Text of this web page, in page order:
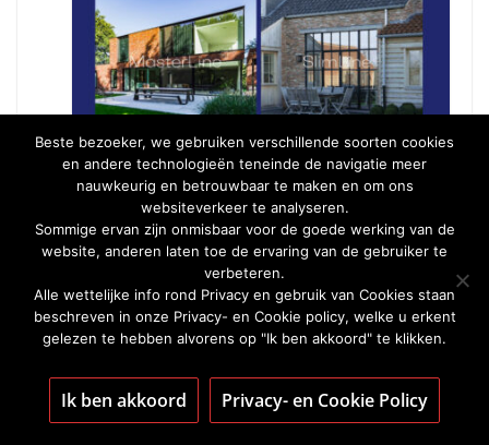
Energie besparen met de
juiste ramen
May 16, 2023 Bart Hermans
2 systemen voor ramen en deuren:
dit handige keuzeschema kan je
Beste bezoeker, we gebruiken verschillende soorten cookies
en andere technologieën teneinde de navigatie meer
nauwkeurig en betrouwbaar te maken en om ons
websiteverkeer te analyseren.
Sommige ervan zijn onmisbaar voor de goede werking van de
website, anderen laten toe de ervaring van de gebruiker te
verbeteren.
Alle wettelijke info rond Privacy en gebruik van Cookies staan
beschreven in onze Privacy- en Cookie policy, welke u erkent
gelezen te hebben alvorens op "Ik ben akkoord" te klikken.
Ik ben akkoord Privacy- en Cookie Policy